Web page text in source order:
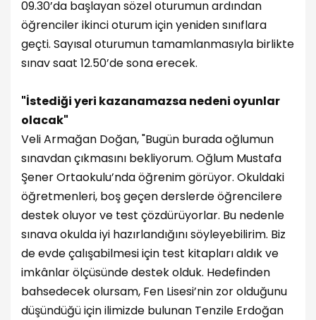
09.30’da başlayan sözel oturumun ardından
öğrenciler ikinci oturum için yeniden sınıflara
geçti. Sayısal oturumun tamamlanmasıyla birlikte
sınav saat 12.50’de sona erecek.
"İstediği yeri kazanamazsa nedeni oyunlar
olacak"
Veli Armağan Doğan, "Bugün burada oğlumun
sınavdan çıkmasını bekliyorum. Oğlum Mustafa
Şener Ortaokulu’nda öğrenim görüyor. Okuldaki
öğretmenleri, boş geçen derslerde öğrencilere
destek oluyor ve test çözdürüyorlar. Bu nedenle
sınava okulda iyi hazırlandığını söyleyebilirim. Biz
de evde çalışabilmesi için test kitapları aldık ve
imkânlar ölçüsünde destek olduk. Hedefinden
bahsedecek olursam, Fen Lisesi’nin zor olduğunu
düşündüğü için ilimizde bulunan Tenzile Erdoğan